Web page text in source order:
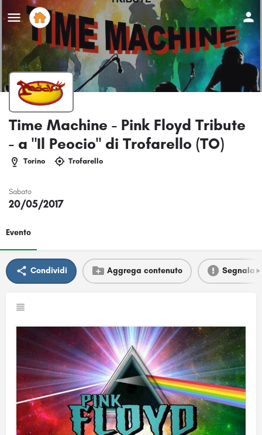
Time Machine - Pink Floyd Tribute
- a "Il Peocio" di Trofarello (TO)
Torino Trofarello
Sabato
20/05/2017
Evento
Condividi Aggrega contenuto Segnala